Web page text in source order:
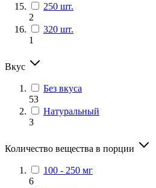
250 шт.
2
320 шт.
1
Вкус
Без вкуса
53
Натуральный
3
Количество вещества в порции
100 - 250 мг
6